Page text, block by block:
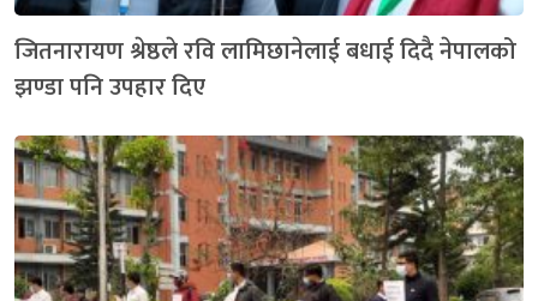
जितनारायण श्रेष्ठले रवि लामिछानेलाई बधाई दिदै नेपालको
झण्डा पनि उपहार दिए